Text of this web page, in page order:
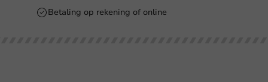
Betaling op rekening of online